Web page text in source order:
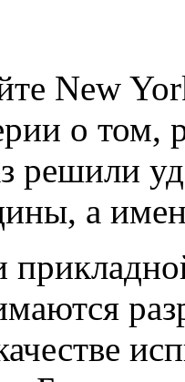
New
о том,
решили
а